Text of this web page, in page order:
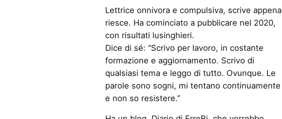
Lettrice onnivora e compulsiva, scrive appena
riesce. Ha cominciato a pubblicare nel 2020,
con risultati lusinghieri.
Dice di sé: “Scrivo per lavoro, in costante
formazione e aggiornamento. Scrivo di
qualsiasi tema e leggo di tutto. Ovunque. Le
parole sono sogni, mi tentano continuamente
e non so resistere.”